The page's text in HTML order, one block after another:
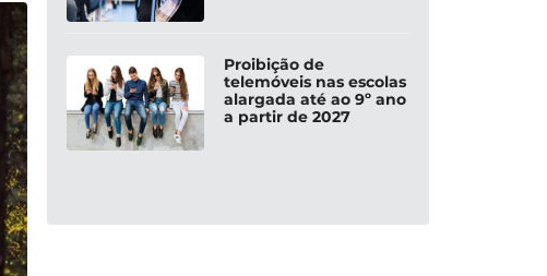
Proibição de
telemóveis nas escolas
alargada até ao 9º ano
a partir de 2027